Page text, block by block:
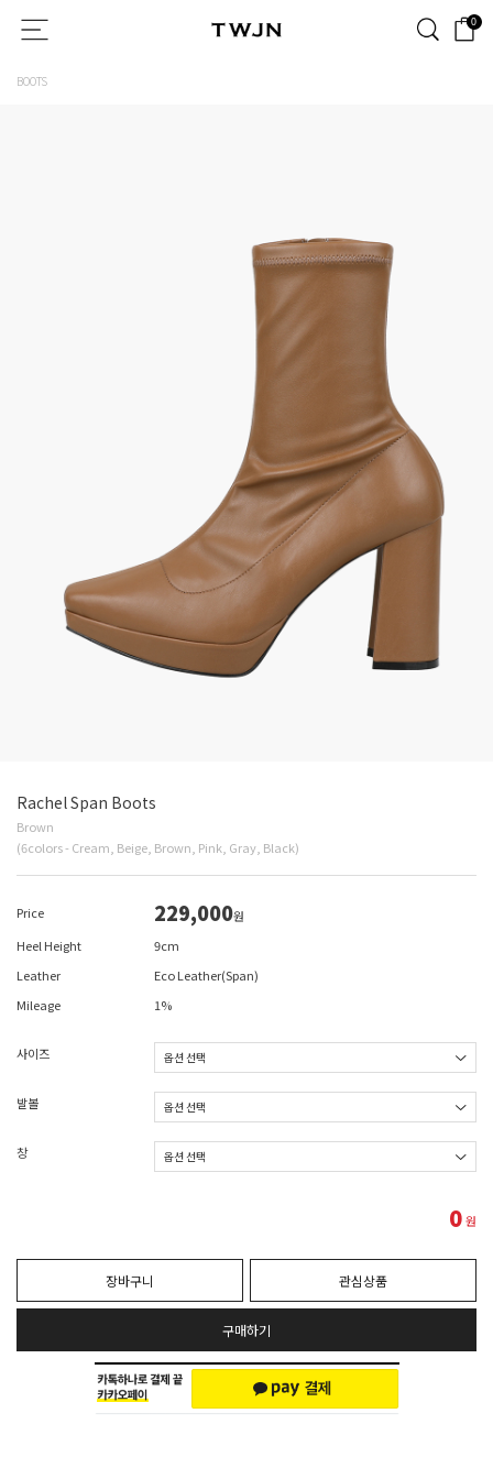
0
BOOTS
Rachel Span Boots
Brown
(6colors - Cream, Beige, Brown, Pink, Gray, Black)
Price 229,000원
Heel Height
9cm
Leather
Eco Leather(Span)
Mileage
1%
사이즈
발볼
창
0원
장바구니 관심상품
구매하기